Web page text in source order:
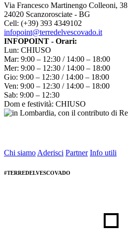
Via Francesco Martinengo Colleoni, 38
24020 Scanzorosciate - BG
Cell: (+39) 393 4349102
infopoint@terredelvescovado.it
INFOPOINT - Orari:
Lun: CHIUSO
Mar: 9:00 – 12:30 / 14:00 – 18:00
Mer: 9:00 – 12:30 / 14:00 – 18:00
Gio: 9:00 – 12:30 / 14:00 – 18:00
Ven: 9:00 – 12:30 / 14:00 – 18:00
Sab: 9:00 – 12:30
Dom e festività: CHIUSO
Chi siamo Aderisci Partner Info utili
#TERREDELVESCOVADO